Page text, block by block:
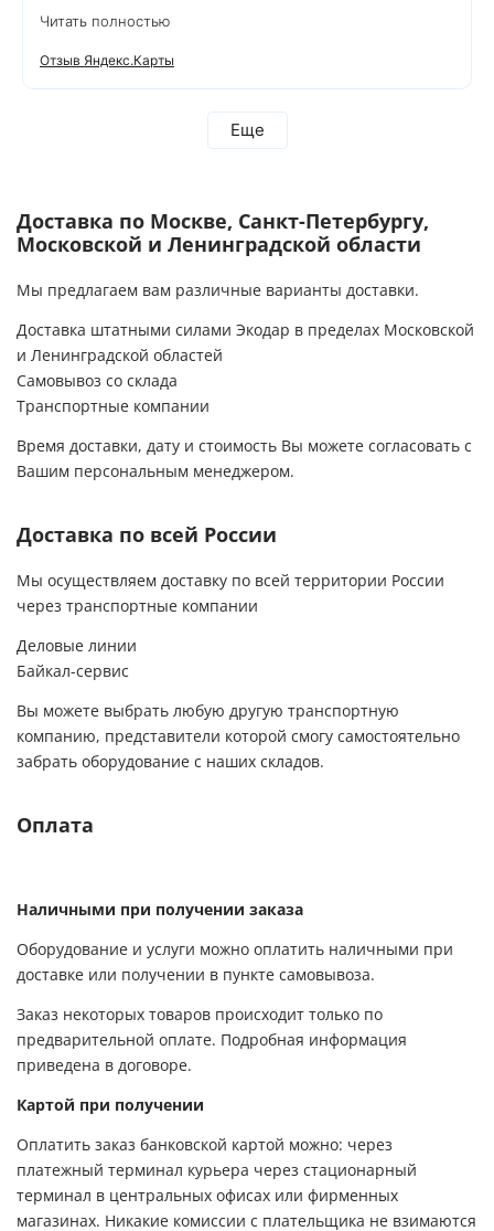
отдельную благодарность менеджеру
Дмитрию и сотруднику, проводящему монтаж
Александру. Грамотно проконсультировали,
установили оборудование. Еще раз
благодарим за проделанную работу! Остались
Читать полностью
Отзыв Яндекс.Карты
Еще
Доставка по Москве, Санкт-Петербургу,
Московской и Ленинградской области
Мы предлагаем вам различные варианты доставки.
Доставка штатными силами Экодар в пределах Московской
и Ленинградской областей
Самовывоз со склада
Транспортные компании
Время доставки, дату и стоимость Вы можете согласовать с
Вашим персональным менеджером.
Доставка по всей России
Мы осуществляем доставку по всей территории России
через транспортные компании
Деловые линии
Байкал-сервис
Вы можете выбрать любую другую транспортную
компанию, представители которой смогу самостоятельно
забрать оборудование с наших складов.
Оплата
Наличными при получении заказа
Оборудование и услуги можно оплатить наличными при
доставке или получении в пункте самовывоза.
Заказ некоторых товаров происходит только по
предварительной оплате. Подробная информация
приведена в договоре.
Картой при получении
Оплатить заказ банковской картой можно: через
платежный терминал курьера через стационарный
терминал в центральных офисах или фирменных
магазинах. Никакие комиссии с плательщика не взимаются